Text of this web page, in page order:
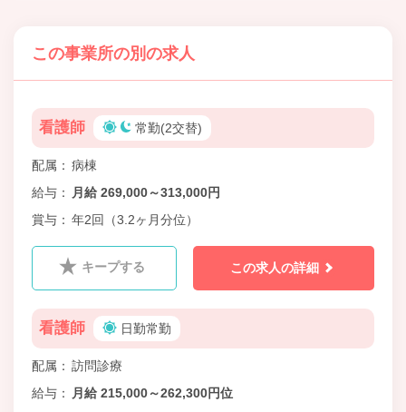
この事業所の別の求人
看護師 常勤(2交替)
配属
病棟
給与
月給 269,000～313,000円
賞与
年2回（3.2ヶ月分位）
キープする この求人の詳細
看護師 日勤常勤
配属
訪問診療
給与
月給 215,000～262,300円位